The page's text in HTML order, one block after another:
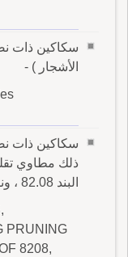
سكاكين ذات
الأشجار ) -
سكاكين ذات
ذلك مطاوي
البند 82.08 ، ونصالها
PRUNING
8208,